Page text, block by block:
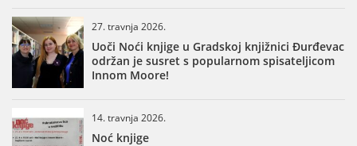
27. travnja 2026.
Uoči Noći knjige u Gradskoj knjižnici Đurđevac
održan je susret s popularnom spisateljicom
Innom Moore!
14. travnja 2026.
Noć knjige